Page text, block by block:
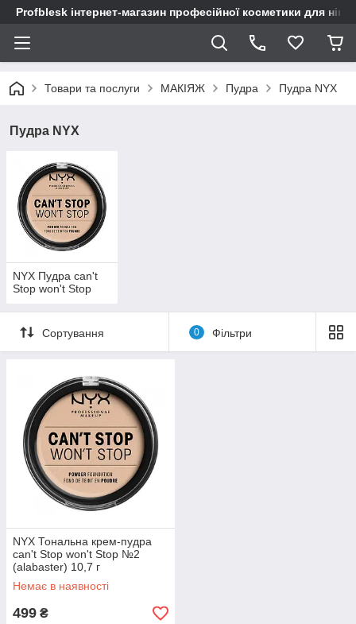
Profblesk інтернет-магазин професійної косметики для
Товари та послуги МАКІЯЖ Пудра Пудра NYX
Пудра NYX
NYX Пудра can't
Stop won't Stop
Сортування 0 Фільтри
NYX Тональна крем-пудра
can't Stop won't Stop №2
(alabaster) 10,7 г
Немає в наявності
499 ₴